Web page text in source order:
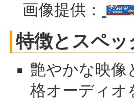
画像提供：
特徴とスペッ
艶やかな映像
格オーディオ